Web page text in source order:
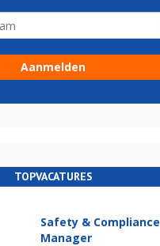
TOPVACATURES
Safety & Compliance
Manager